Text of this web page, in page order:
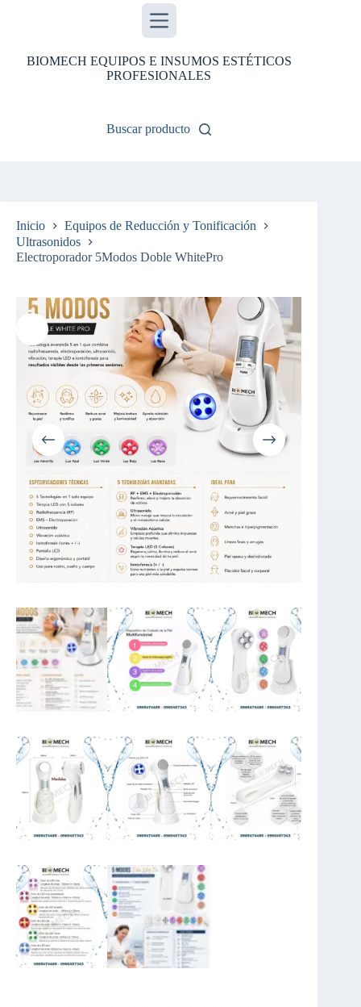
BIOMECH EQUIPOS E INSUMOS ESTÉTICOS
PROFESIONALES
Buscar producto
Inicio
Equipos de Reducción y Tonificación
Ultrasonidos
Electroporador 5Modos Doble WhitePro